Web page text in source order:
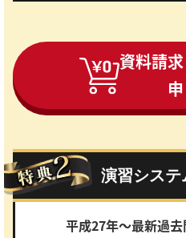
資料請
演習システ
平成27年～最新過